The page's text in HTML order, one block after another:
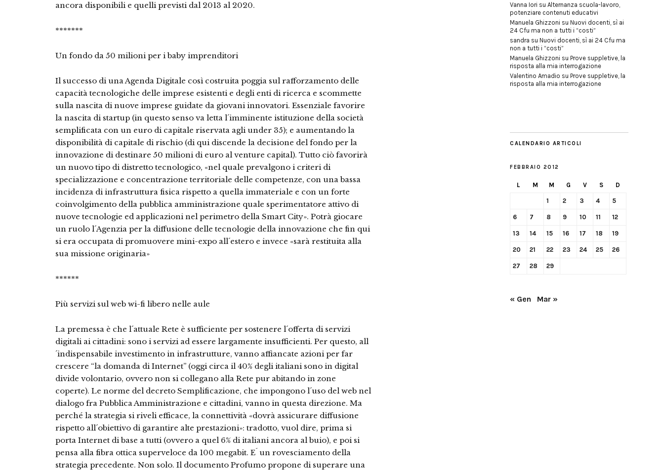
ancora disponibili e quelli previsti dal 2013 al 2020.
*******
Un fondo da 50 milioni per i baby imprenditori
Il successo di una Agenda Digitale così costruita poggia sul rafforzamento delle
capacità tecnologiche delle imprese esistenti e degli enti di ricerca e scommette
sulla nascita di nuove imprese guidate da giovani innovatori. Essenziale favorire
la nascita di startup (in questo senso va letta l´imminente istituzione della società
semplificata con un euro di capitale riservata agli under 35); e aumentando la
disponibilità di capitale di rischio (di qui discende la decisione del fondo per la
innovazione di destinare 50 milioni di euro al venture capital). Tutto ciò favorirà
un nuovo tipo di distretto tecnologico, «nel quale prevalgono i criteri di
specializzazione e concentrazione territoriale delle competenze, con una bassa
incidenza di infrastruttura fisica rispetto a quella immateriale e con un forte
coinvolgimento della pubblica amministrazione quale sperimentatore attivo di
nuove tecnologie ed applicazioni nel perimetro della Smart City». Potrà giocare
un ruolo l´Agenzia per la diffusione delle tecnologie della innovazione che fin qui
si era occupata di promuovere mini-expo all´estero e invece «sarà restituita alla
sua missione originaria»
******
Più servizi sul web wi-fi libero nelle aule
La premessa è che l´attuale Rete è sufficiente per sostenere l´offerta di servizi
digitali ai cittadini: sono i servizi ad essere largamente insufficienti. Per questo, all
´indispensabile investimento in infrastrutture, vanno affiancate azioni per far
crescere “la domanda di Internet” (oggi circa il 40% degli italiani sono in digital
divide volontario, ovvero non si collegano alla Rete pur abitando in zone
coperte). Le norme del decreto Semplificazione, che impongono l´uso del web nel
dialogo fra Pubblica Amministrazione e cittadini, vanno in questa direzione. Ma
perché la strategia si riveli efficace, la connettività «dovrà assicurare diffusione
rispetto all´obiettivo di garantire alte prestazioni»: tradotto, vuol dire, prima si
porta Internet di base a tutti (ovvero a quel 6% di italiani ancora al buio), e poi si
pensa alla fibra ottica superveloce da 100 megabit. E´ un rovesciamento della
strategia precedente. Non solo. Il documento Profumo propone di superare una
Vanna Iori su Alternanza scuola-lavoro,
potenziare contenuti educativi
Manuela Ghizzoni su Nuovi docenti, sì ai
24 Cfu ma non a tutti i “costi”
sandra su Nuovi docenti, sì ai 24 Cfu ma
non a tutti i “costi”
Manuela Ghizzoni su Prove suppletive, la
risposta alla mia interrogazione
Valentino Amadio su Prove suppletive, la
risposta alla mia interrogazione
CALENDARIO ARTICOLI
FEBBRAIO 2012
L M M G V S D
1 2 3 4 5
6 7 8 9 10 11 12
13 14 15 16 17 18 19
20 21 22 23 24 25 26
27 28 29
« Gen Mar »